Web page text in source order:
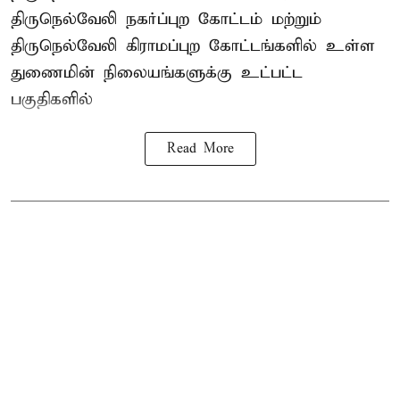
திருநெல்வேலி நகர்ப்புற கோட்டம் மற்றும்
திருநெல்வேலி கிராமப்புற கோட்டங்களில் உள்ள
துணைமின் நிலையங்களுக்கு உட்பட்ட
பகுதிகளில்
Read More